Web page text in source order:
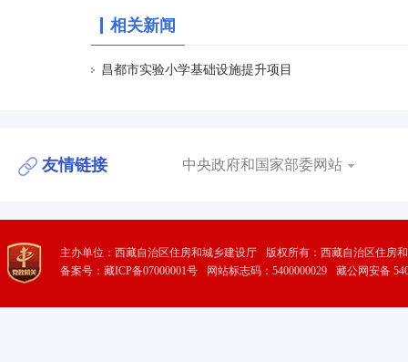
相关新闻
昌都市实验小学基础设施提升项目
友情链接 中央政府和国家部委网站
主办单位：西藏自治区住房和城乡建设厅
版权所有：西藏自治区住房
备案号：藏ICP备07000001号
网站标志码：5400000029 藏公网安备